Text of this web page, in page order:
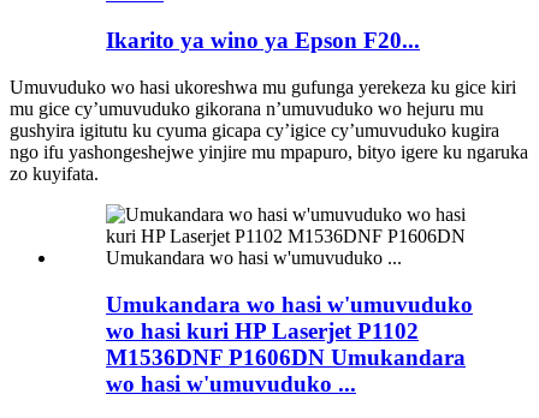
Ikarito ya wino ya Epson F20...
Umuvuduko wo hasi ukoreshwa mu gufunga yerekeza ku gice kiri
mu gice cy’umuvuduko gikorana n’umuvuduko wo hejuru mu
gushyira igitutu ku cyuma gicapa cy’igice cy’umuvuduko kugira
ngo ifu yashongeshejwe yinjire mu mpapuro, bityo igere ku ngaruka
zo kuyifata.
Umukandara wo hasi w'umuvuduko
wo hasi kuri HP Laserjet P1102
M1536DNF P1606DN Umukandara
wo hasi w'umuvuduko ...